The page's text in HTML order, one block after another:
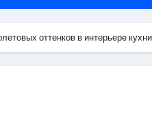
данных назначение и
от проектной
оттенков в интерьере кухни